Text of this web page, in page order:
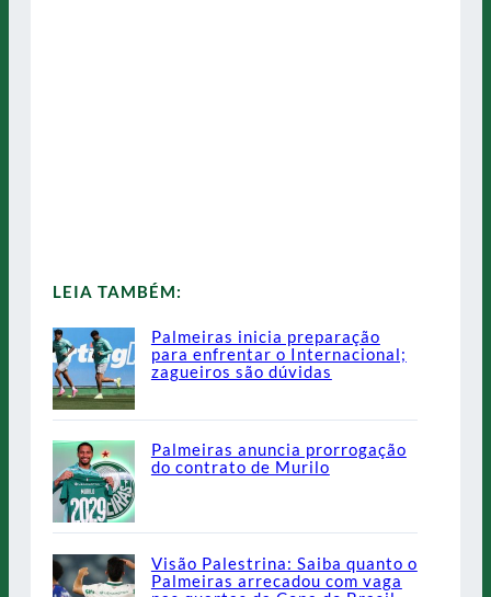
LEIA TAMBÉM:
Palmeiras inicia preparação
para enfrentar o Internacional;
zagueiros são dúvidas
Palmeiras anuncia prorrogação
do contrato de Murilo
Visão Palestrina: Saiba quanto o
Palmeiras arrecadou com vaga